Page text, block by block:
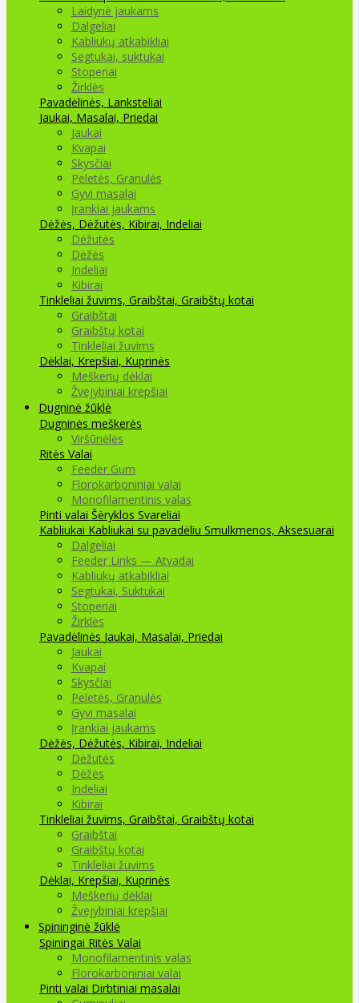
Laidynė jaukams
Dalgeliai
Kabliukų atkabikliai
Segtukai, suktukai
Stoperiai
Žirklės
Pavadėlinės, Lanksteliai
Jaukai, Masalai, Priedai
Jaukai
Kvapai
Skysčiai
Peletės, Granulės
Gyvi masalai
Įrankiai jaukams
Dėžės, Dėžutės, Kibirai, Indeliai
Dėžutės
Dėžės
Indeliai
Kibirai
Tinkleliai žuvims, Graibštai, Graibštų kotai
Graibštai
Graibštų kotai
Tinkleliai žuvims
Dėklai, Krepšiai, Kuprinės
Meškerių dėklai
Žvejybiniai krepšiai
Dugninė žūklė
Dugninės meškerės
Viršūnėlės
Ritės Valai
Feeder Gum
Florokarboniniai valai
Monofilamentinis valas
Pinti valai Šėryklos Svareliai
Kabliukai Kabliukai su pavadėliu Smulkmenos, Aksesuarai
Dalgeliai
Feeder Links — Atvadai
Kabliukų atkabikliai
Segtukai, Suktukai
Stoperiai
Žirklės
Pavadėlinės Jaukai, Masalai, Priedai
Jaukai
Kvapai
Skysčiai
Peletės, Granulės
Gyvi masalai
Įrankiai jaukams
Dėžės, Dėžutės, Kibirai, Indeliai
Dėžutės
Dėžės
Indeliai
Kibirai
Tinkleliai žuvims, Graibštai, Graibštų kotai
Graibštai
Graibštų kotai
Tinkleliai žuvims
Dėklai, Krepšiai, Kuprinės
Meškerių dėklai
Žvejybiniai krepšiai
Spininginė žūklė
Spiningai Ritės Valai
Monofilamentinis valas
Florokarboniniai valai
Pinti valai Dirbtiniai masalai